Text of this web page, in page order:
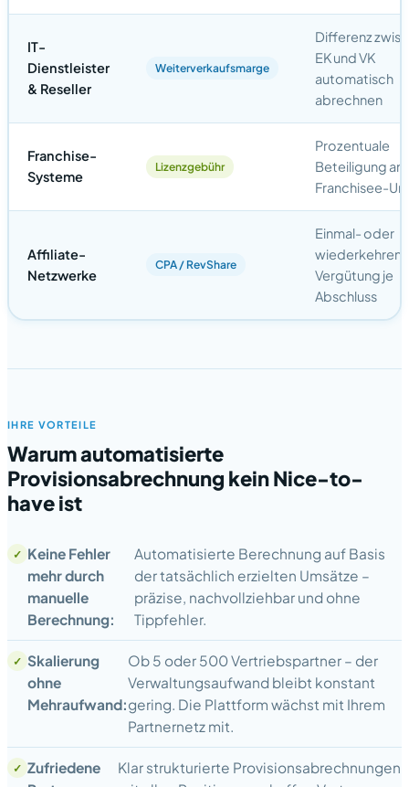
IT-
Dienstleister
& Reseller
Weiterverkaufsmarge
Differenz
EK und VK
automatisch
abrechnen
Franchise-
Systeme
Lizenzgebühr
Prozentuale
Beteiligung am
Franchisee-
Affiliate-
Netzwerke
CPA / RevShare
Einmal- oder
Vergütung je
Abschluss
IHRE VORTEILE
Warum automatisierte
Provisionsabrechnung kein Nice-to-
have ist
Keine Fehler
mehr durch
manuelle
Berechnung:
Automatisierte Berechnung auf Basis
der tatsächlich erzielten Umsätze –
präzise, nachvollziehbar und ohne
Tippfehler.
Skalierung
ohne
Mehraufwand:
Ob 5 oder 500 Vertriebspartner – der
Verwaltungsaufwand bleibt konstant
gering. Die Plattform wächst mit Ihrem
Partnernetz mit.
Zufriedene
Klar strukturierte Provisionsabrechnungen